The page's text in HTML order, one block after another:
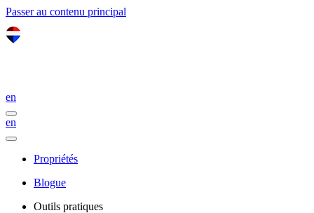
Passer au contenu principal
en
en
Propriétés
Blogue
Outils pratiques